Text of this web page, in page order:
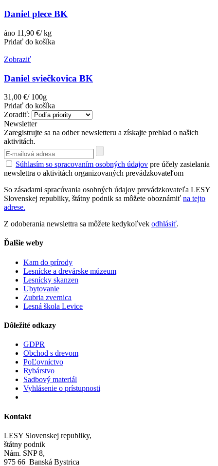
Daniel plece BK
áno 11,90 €/ kg
Pridať do košíka
Zobraziť
Daniel sviečkovica BK
31,00 €/ 100g
Pridať do košíka
Zoradiť:
Newsletter
Zaregistrujte sa na odber newsletteru a získajte prehlad o našich
aktivitách.
Súhlasím so spracovaním osobných údajov pre účely zasielania
newslettra o aktivitách organizovaných prevádzkovateľom
So zásadami spracúvania osobných údajov prevádzkovateľa LESY
Slovenskej republiky, štátny podnik sa môžete oboznámiť na tejto
adrese.
Z odoberania newslettra sa môžete kedykoľvek odhlásiť.
Ďalšie weby
Kam do prírody
Lesnícke a drevárske múzeum
Lesnícky skanzen
Ubytovanie
Zubria zvernica
Lesná škola Levice
Dôležité odkazy
GDPR
Obchod s drevom
PoĽovníctvo
Rybárstvo
Sadbový materiál
Vyhlásenie o prístupnosti
Kontakt
LESY Slovenskej republiky,
štátny podnik
Nám. SNP 8,
975 66 Banská Bystrica